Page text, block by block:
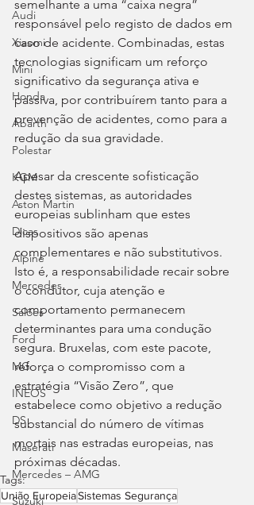
Audi
Xiaomi
Mini
Honda
Abarth
Polestar
KGM
Aston Martin
Dicas
Alpine
Mercedes
Salões
Ford
MG
INEOS
DS
Maserati
Mercedes – AMG
Suzuki
semelhante a uma “caixa negra”
responsável pelo registo de dados em
caso de acidente. Combinadas, estas
tecnologias significam um reforço
significativo da segurança ativa e
passiva, por contribuírem tanto para a
prevenção de acidentes, como para a
redução da sua gravidade.
Apesar da crescente sofisticação
destes sistemas, as autoridades
europeias sublinham que estes
dispositivos são apenas
complementares e não substitutivos.
Isto é, a responsabilidade recair sobre
o condutor, cuja atenção e
comportamento permanecem
determinantes para uma condução
segura. Bruxelas, com este pacote,
reforça o compromisso com a
estratégia “Visão Zero”, que
estabelece como objetivo a redução
substancial do número de vítimas
mortais nas estradas europeias, nas
próximas décadas.
Tags:
União EuropeiaSistemas Segurança